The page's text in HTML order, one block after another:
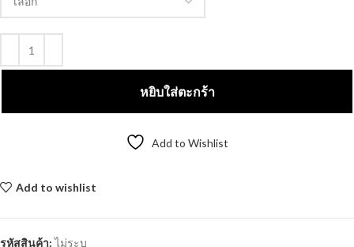
หยิบใส่ตะกร้า
Add to Wishlist
Add to wishlist
รหัสสินค้า:ไม่ระบุ